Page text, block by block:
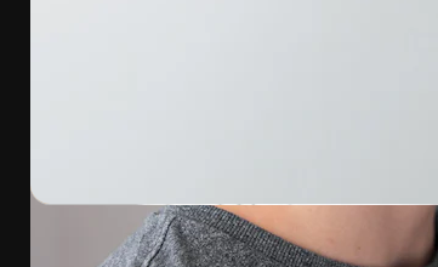
Copyright © 2010-2026Freepik Company S.L.U.